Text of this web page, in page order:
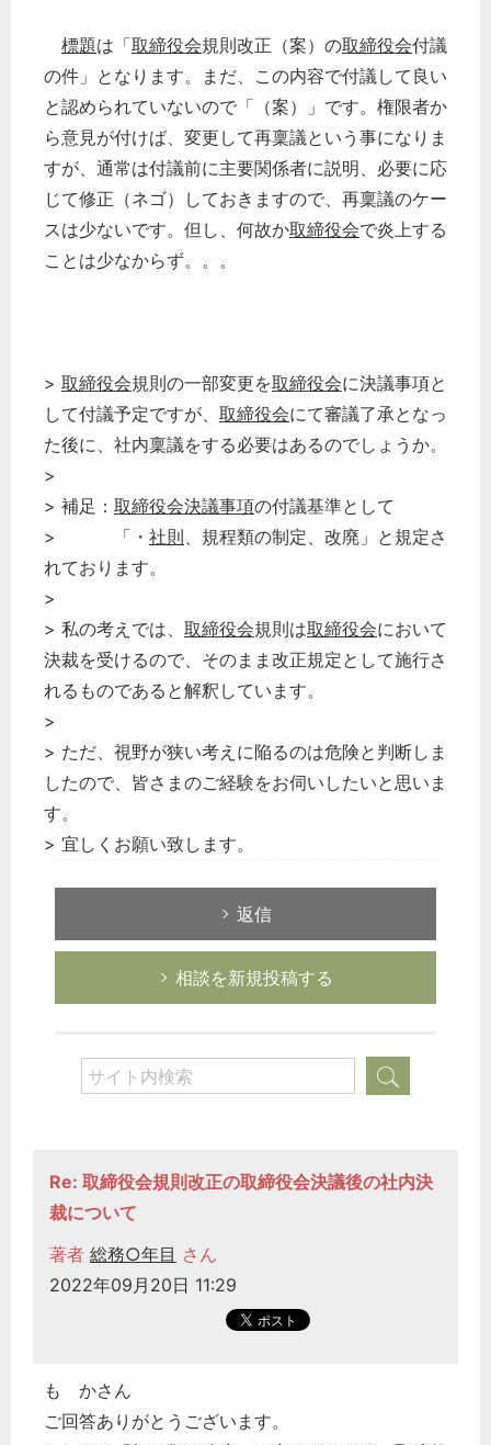
標題は「取締役会規則改正（案）の取締役会付議
の件」となります。まだ、この内容で付議して良い
と認められていないので「（案）」です。権限者か
ら意見が付けば、変更して再稟議という事になりま
すが、通常は付議前に主要関係者に説明、必要に応
じて修正（ネゴ）しておきますので、再稟議のケー
スは少ないです。但し、何故か取締役会で炎上する
ことは少なからず。。。
> 取締役会規則の一部変更を取締役会に決議事項と
して付議予定ですが、 取締役会にて審議了承となっ
た後に、社内稟議をする必要はあるのでしょうか。
>
> 補足： 取締役会決議事項の付議基準として
> 「・ 社則、規程類の制定、改廃」と規定さ
れております。
>
> 私の考えでは、 取締役会規則は取締役会において
決裁を受けるので、そのまま改正規定として施行さ
れるものであると解釈しています。
>
> ただ、視野が狭い考えに陥るのは危険と判断しま
したので、皆さまのご経験をお伺いしたいと思いま
す。
> 宜しくお願い致します。
返信
相談を新規投稿する
Re: 取締役会規則改正の取締役会決議後の社内決
裁について
著者 総務○年目 さん
2022年09月20日 11:29
も かさん
ご回答ありがとうございます。
どのカテゴリーに投稿しますか？
労務管理
税務経理
経営の知恵
総務の給湯室